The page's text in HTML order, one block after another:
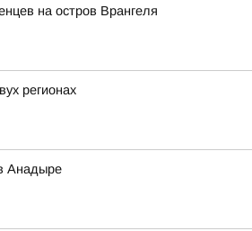
на остров Врангеля
регионах
Анадыре